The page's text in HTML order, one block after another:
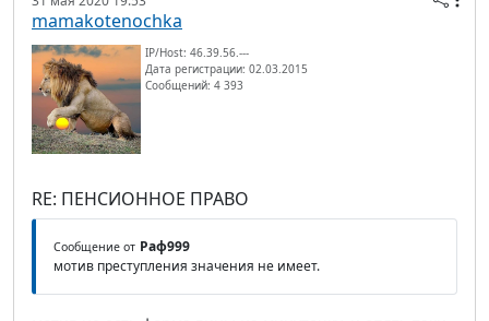
mamakotenochka
IP/Host: 46.39.56.---
Дата регистрации: 02.03.2015
Сообщений: 4 393
RE: ПЕНСИОННОЕ ПРАВО
Сообщение от Раф999
мотив преступления значения не имеет.